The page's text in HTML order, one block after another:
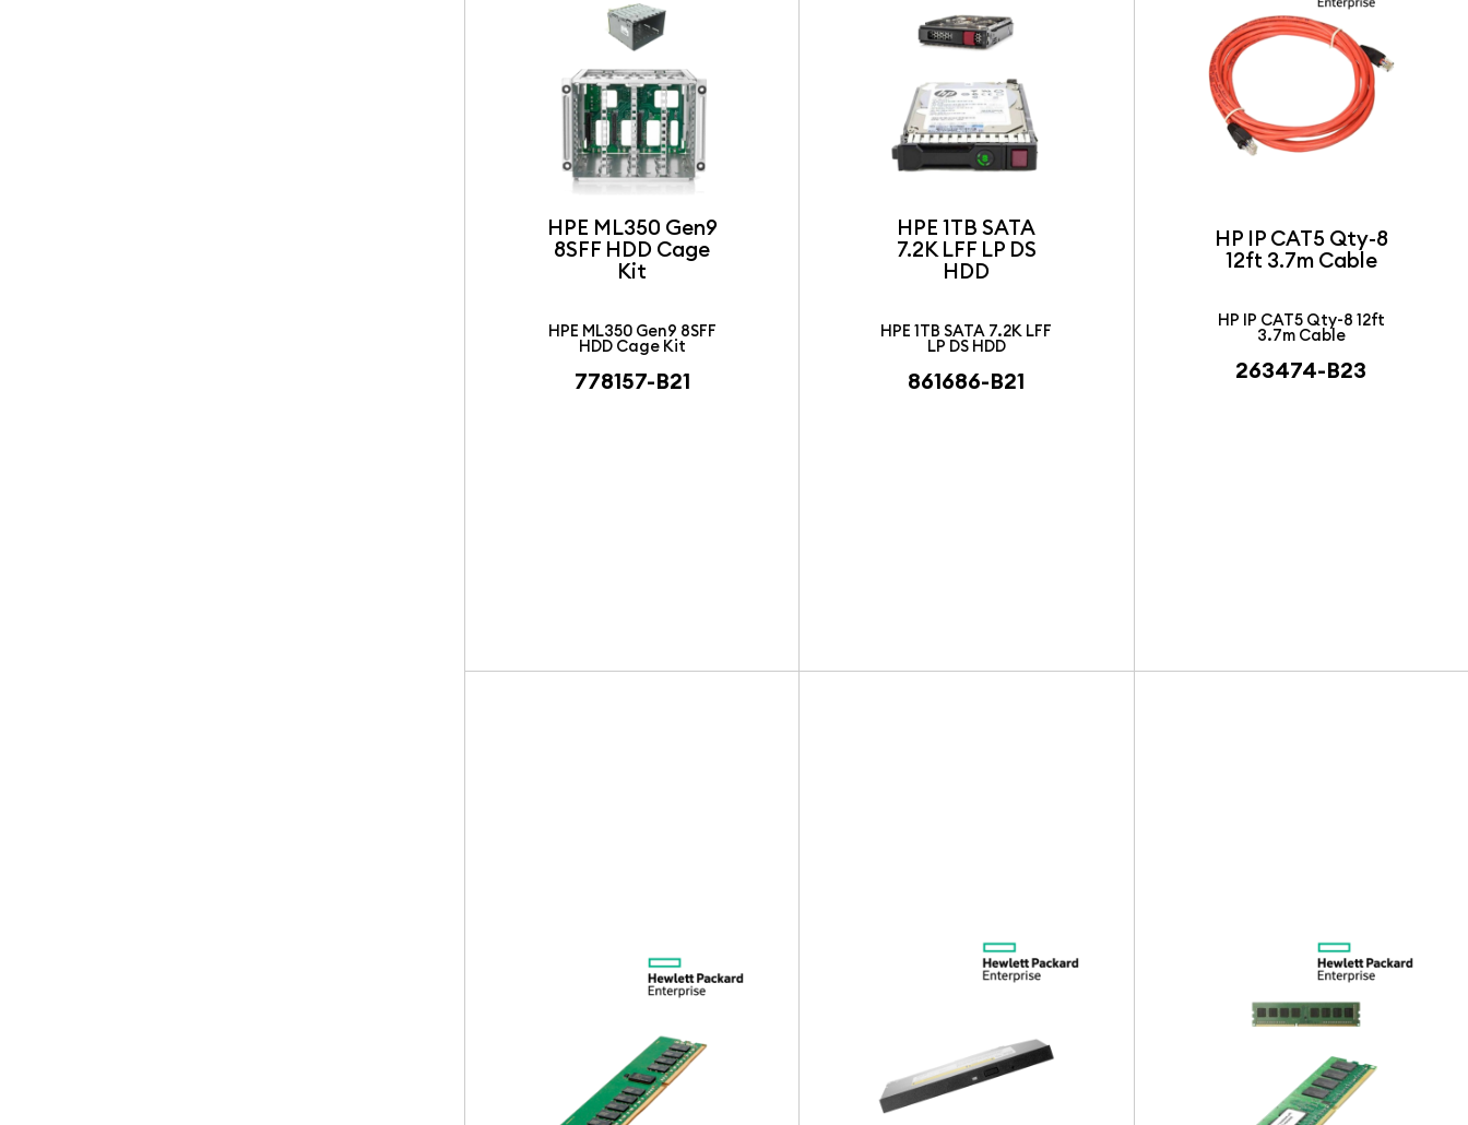
HPE ML350 Gen9
8SFF HDD Cage
Kit
HPE ML350 Gen9 8SFF
HDD Cage Kit
778157-B21
HPE 1TB SATA
7.2K LFF LP DS
HDD
HPE 1TB SATA 7.2K LFF
LP DS HDD
861686-B21
HP IP CAT5 Qty-8
12ft 3.7m Cable
HP IP CAT5 Qty-8 12ft
3.7m Cable
263474-B23